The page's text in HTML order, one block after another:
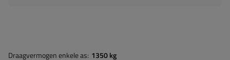
Draagvermogen enkele as 1350 kg